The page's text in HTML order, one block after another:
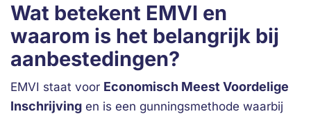
Wat betekent EMVI en
waarom is het belangrijk bij
aanbestedingen?
EMVI staat voor Economisch Meest Voordelige
Inschrijving en is een gunningsmethode waarbij